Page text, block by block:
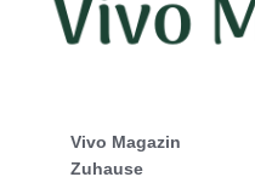
Vivo Magazin
Zuhause